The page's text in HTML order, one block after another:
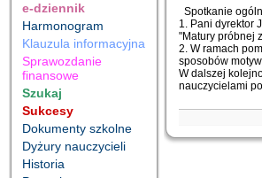
e-dziennik
Harmonogram
Klauzula informacyjna
Sprawozdanie
finansowe
Szukaj
Sukcesy
Dokumenty szkolne
Dyżury nauczycieli
Historia
Spotkanie
1. Pani dyrektor
"Matury próbnej
2. W ramach
sposobów
W dalszej
nauczycielami